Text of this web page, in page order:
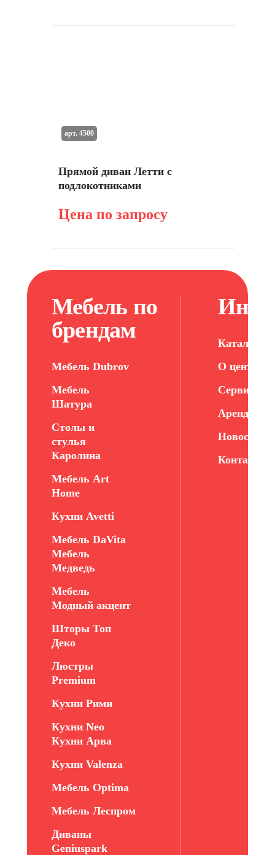
Прямой диван Летти с
подлокотниками
Цена по запросу
арт. 4500
Мебель по
брендам
Мебель Dubrov
Мебель
Шатура
Столы и
стулья
Каролина
Мебель Art
Home
Кухни Avetti
Мебель DaVita
Мебель
Медведь
Мебель
Модный акцент
Шторы Топ
Деко
Люстры
Premium
Кухни Рими
Кухни Neo
Кухни Арва
Кухни Valenza
Мебель Optima
Мебель Леспром
Диваны
Geniuspark
Каталог
О центре
Сервис
Новости
Контакты